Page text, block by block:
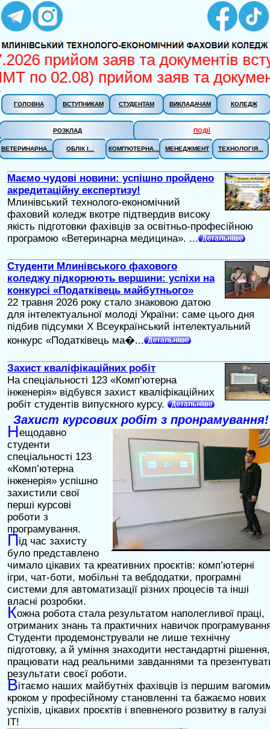
прийом заяв та документів
по 02.08) прийом заяв та
ГОЛОВНА ВСТУПНИКАМ СТУДЕНТАМ ВИКЛАДАЧАМ КОЛЕДЖ
РОЗКЛАД ПОДІЇ
ВЕТЕРИНАРНА... ОБЛІК І... КОМП'ЮТЕРНА... МЕНЕДЖМЕНТ ТЕХНОЛОГІЯ...
Маємо чудові новини: успішно пройдено
акредитаційну експертизу!
Млинівський технолого-економічний
фаховий коледж вкотре підтвердив високу
якість підготовки фахівців за освітньо-професійною
програмою «Ветеринарна медицина». ...
Студенти Млинівського фахового
коледжу підкорюють вершини: успіхи на
конкурсі «Податківець майбутнього»
22 травня 2026 року стало знаковою датою
для інтелектуальної молоді України: саме цього дня
підбив підсумки X Всеукраїнський інтелектуальний
конкурс «Податківець ма�...
Захист кваліфікаційних робіт
На спеціальності 123 «Комп’ютерна
інженерія» відбувся захист кваліфікаційних
робіт студентів випускного курсу.
Захист курсових робіт з пронрамування!
Нещодавно
студенти
спеціальності 123
«Комп’ютерна
інженерія» успішно
захистили свої
перші курсові
роботи з
програмування.
Під час захисту
було представлено
чимало цікавих та креативних проєктів: комп’ютерні
ігри, чат-боти, мобільні та вебдодатки, програмні
системи для автоматизації різних процесів та інші
власні розробки.
Кожна робота стала результатом наполегливої праці,
отриманих знань та практичних навичок
Студенти продемонстрували не лише технічну
підготовку, а й уміння знаходити нестандартні рішення,
працювати над реальними завданнями та
результати своєї роботи.
Вітаємо наших майбутніх фахівців із першим
кроком у професійному становленні та бажаємо нових
успіхів, цікавих проєктів і впевненого розвитку в галузі
ІТ!